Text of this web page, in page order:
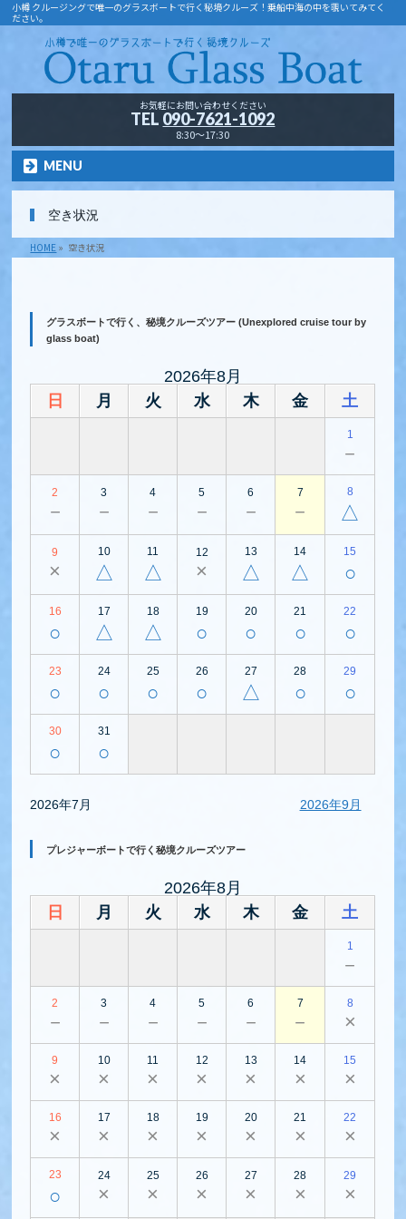
小樽 クルージングで唯一のグラスボートで行く秘境クルーズ！乗船中海の中を覗いてみてく
ださい。
お気軽にお問い合わせください
TEL 090-7621-1092
8:30～17:30
MENU
空き状況
HOME » 空き状況
グラスボートで行く、秘境クルーズツアー (Unexplored cruise tour by
glass boat)
2026年8月
日
月 火 水 木 金 土
1
－
2
－
3
－
4
－
5
－
6
－
7
－
8
△
9
×
10
△
11
△
12
×
13
△
14
△
15
○
16
○
17
△
18
△
19
○
20
○
21
○
22
○
23
○
24
○
25
○
26
○
27
△
28
○
29
○
30
○
31
○
2026年7月 2026年9月
プレジャーボートで行く秘境クルーズツアー
2026年8月
日
月 火 水 木 金 土
1
－
2
－
3
－
4
－
5
－
6
－
7
－
8
×
9
×
10
×
11
×
12
×
13
×
14
×
15
×
16
×
17
×
18
×
19
×
20
×
21
×
22
×
23
○
24
×
25
×
26
×
27
×
28
×
29
×